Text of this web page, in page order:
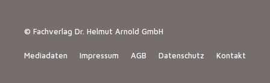
© Fachverlag Dr. Helmut Arnold GmbH
Mediadaten Impressum AGB Datenschutz Kontakt